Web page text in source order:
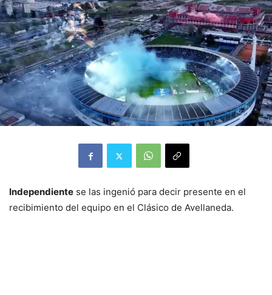
Independiente se las ingenió para decir presente en el
recibimiento del equipo en el Clásico de Avellaneda.